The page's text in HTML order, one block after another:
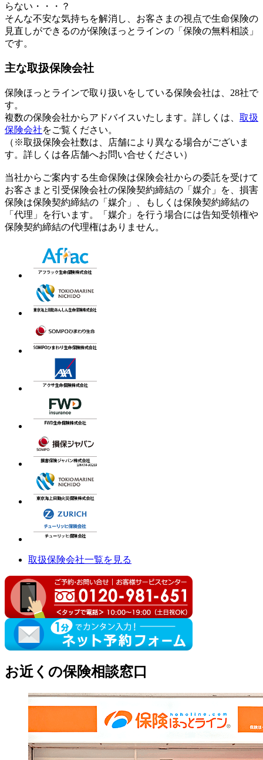
らない・・・？
そんな不安な気持ちを解消し、お客さまの視点で生命保険の
見直しができるのが保険ほっとラインの「保険の無料相談」
です。
主な取扱保険会社
保険ほっとラインで取り扱いをしている保険会社は、28社で
す。
複数の保険会社からアドバイスいたします。詳しくは、 取扱
保険会社をご覧ください。
（※取扱保険会社数は、店舗により異なる場合がございま
す。詳しくは各店舗へお問い合せください）
当社からご案内する生命保険は保険会社からの委託を受けて
お客さまと引受保険会社の保険契約締結の「媒介」を、損害
保険は保険契約締結の「媒介」、もしくは保険契約締結の
「代理」を行います。「媒介」を行う場合には告知受領権や
保険契約締結の代理権はありません。
取扱保険会社一覧を見る
お近くの保険相談窓口